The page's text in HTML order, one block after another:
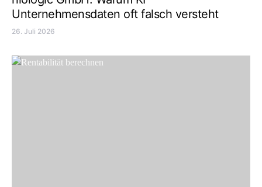
Unternehmensdaten oft falsch versteht
26. Juli 2026